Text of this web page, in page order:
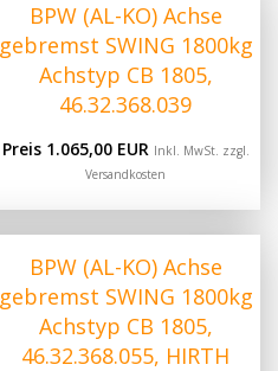
BPW (AL-KO) Achse
gebremst SWING 1800kg
Achstyp CB 1805,
46.32.368.039
Preis 1.065,00 EUR Inkl. MwSt. zzgl.
Versandkosten
BPW (AL-KO) Achse
gebremst SWING 1800kg
Achstyp CB 1805,
46.32.368.055, HIRTH